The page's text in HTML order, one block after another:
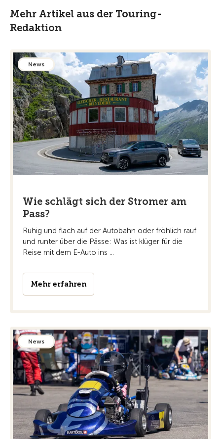
Mehr Artikel aus der Touring-
Redaktion
News
Wie schlägt sich der Stromer am
Pass?
Ruhig und flach auf der Autobahn oder fröhlich rauf
und runter über die Pässe: Was ist klüger für die
Reise mit dem E-Auto ins ...
Mehr erfahren
News